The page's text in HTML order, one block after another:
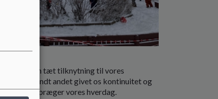
har haft en tæt tilknytning til vores
har blandt andet givet os kontinuitet og
som præger vores hverdag.